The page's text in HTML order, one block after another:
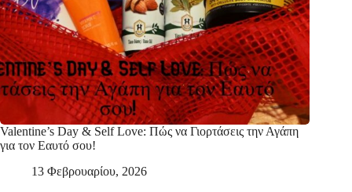
Valentine’s Day & Self Love: Πώς να Γιορτάσεις την Αγάπη
για τον Εαυτό σου!
13 Φεβρουαρίου, 2026